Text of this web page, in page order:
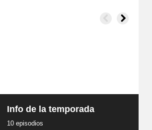
Info de la temporada
10 episodios